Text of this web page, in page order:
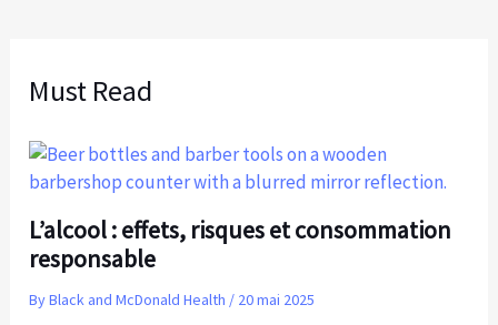
Must Read
L’alcool : effets, risques et consommation
responsable
ByBlack and McDonald Health / 20 mai 2025